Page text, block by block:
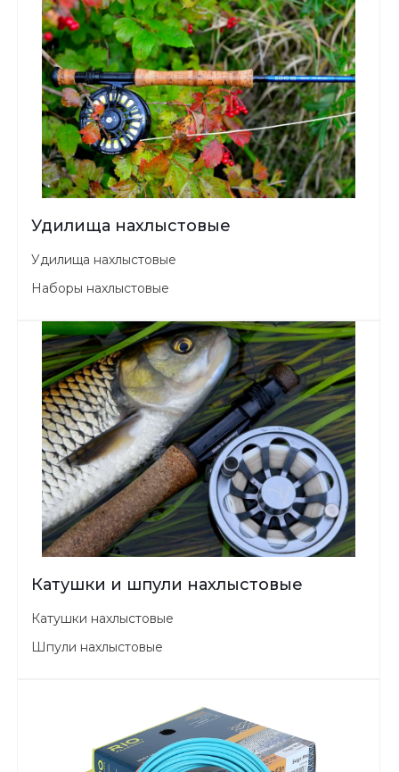
Удилища нахлыстовые
Удилища нахлыстовые
Наборы нахлыстовые
Катушки и шпули нахлыстовые
Катушки нахлыстовые
Шпули нахлыстовые